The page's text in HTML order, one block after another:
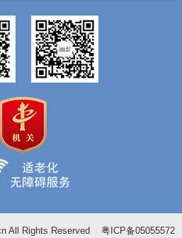
All Rights Reserved粤ICP备05055572